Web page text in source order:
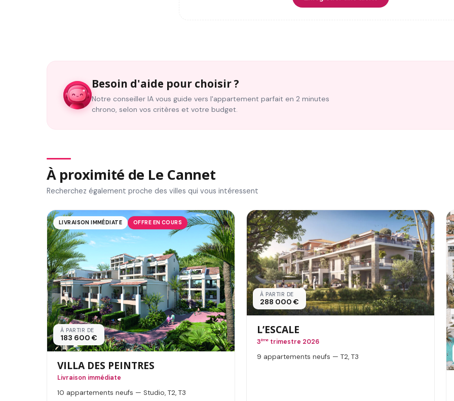
Besoin d'aide pour choisir ?
Notre conseiller IA vous guide vers l'appartement parfait en 2 minutes
chrono, selon vos critères et votre budget.
À proximité de Le Cannet
Recherchez également proche des villes qui vous intéressent
LIVRAISON IMMÉDIATE OFFRE EN COURS
À PARTIR DE
183 600 €
VILLA DES PEINTRES
Livraison immédiate
10 appartements neufs — Studio, T2, T3
À PARTIR DE
288 000 €
L’ESCALE
3ème trimestre 2026
9 appartements neufs — T2, T3